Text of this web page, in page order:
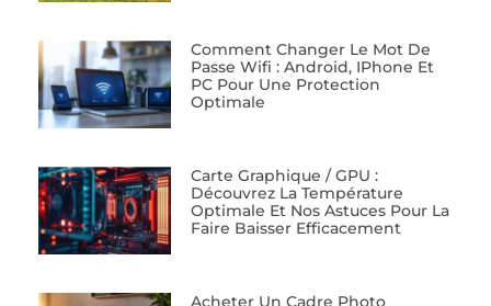
Comment Changer Le Mot De
Passe Wifi : Android, IPhone Et
PC Pour Une Protection
Optimale
Carte Graphique / GPU :
Découvrez La Température
Optimale Et Nos Astuces Pour La
Faire Baisser Efficacement
Acheter Un Cadre Photo